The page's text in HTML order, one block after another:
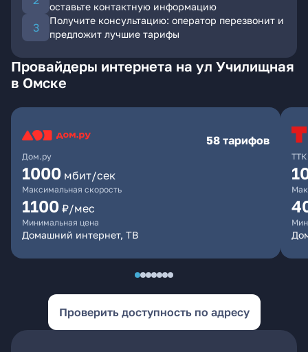
оставьте контактную информацию
Получите консультацию: оператор перезвонит и
предложит лучшие тарифы
Провайдеры интернета на ул Училищная
в Омске
Дом.ру
58 тарифов
1000 мбит/сек
Максимальная скорость
1100 ₽/мес
Минимальная цена
Домашний интернет, ТВ
ТТК
Проверить доступность по адресу